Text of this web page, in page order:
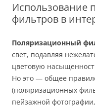
Использование
фильтров в
Поляризационный
свет, подавляя
цветовую
Но это — общее
(поляризационных
пейзажной